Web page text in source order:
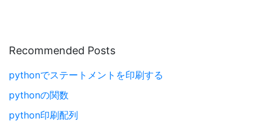
Recommended Posts
pythonでステートメントを印刷する
pythonの関数
python印刷配列